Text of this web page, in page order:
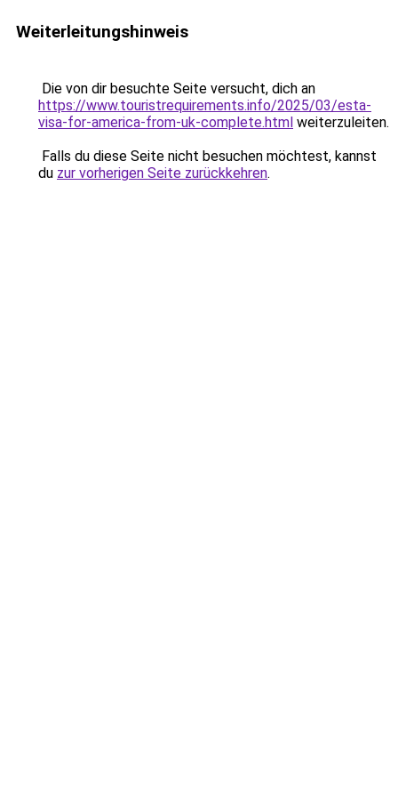
Weiterleitungshinweis
Die von dir besuchte Seite versucht, dich an
https://www.touristrequirements.info/2025/03/esta-
visa-for-america-from-uk-complete.html weiterzuleiten.
Falls du diese Seite nicht besuchen möchtest, kannst
du zur vorherigen Seite zurückkehren.